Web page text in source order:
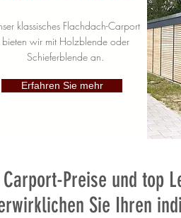
klassisches Flachdach-Carport
bieten wir mit Holzblende oder
Schieferblende an.
Erfahren Sie mehr
Preise und top
Sie Ihren